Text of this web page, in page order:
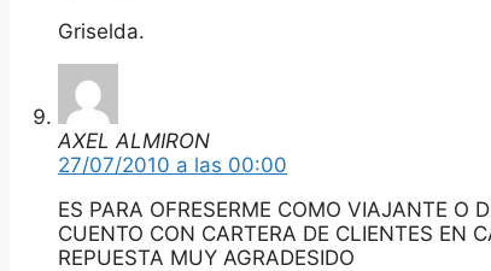
Griselda.
AXEL ALMIRON
27/07/2010 a las 00:00
ES PARA OFRESERME COMO VIAJANTE O
CUENTO CON CARTERA DE CLIENTES EN
REPUESTA MUY AGRADESIDO